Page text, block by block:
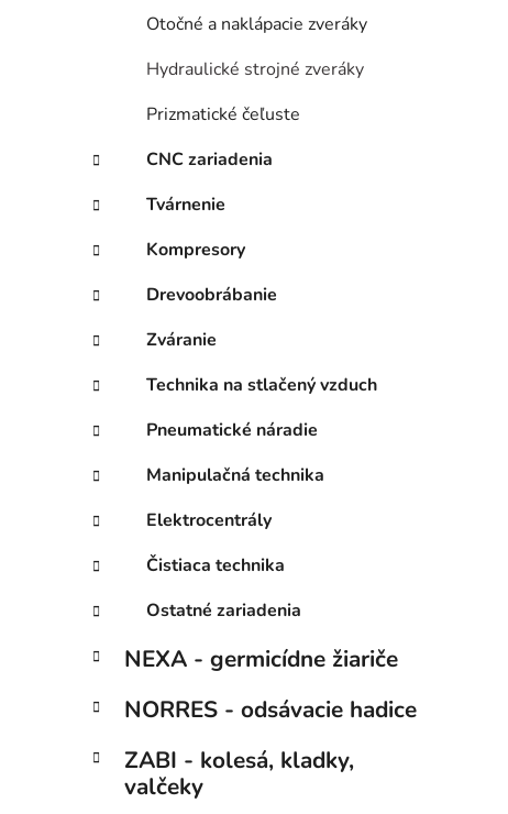
Otočné a naklápacie zveráky
Hydraulické strojné zveráky
Prizmatické čeľuste
CNC zariadenia
Tvárnenie
Kompresory
Drevoobrábanie
Zváranie
Technika na stlačený vzduch
Pneumatické náradie
Manipulačná technika
Elektrocentrály
Čistiaca technika
Ostatné zariadenia
NEXA - germicídne žiariče
NORRES - odsávacie hadice
ZABI - kolesá, kladky,
valčeky